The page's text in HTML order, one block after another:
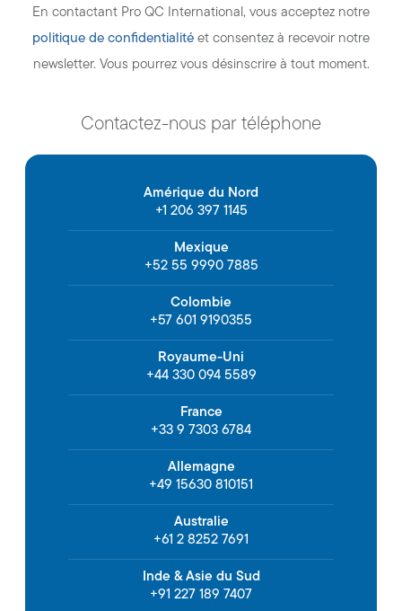
En contactant Pro QC International, vous acceptez notre
politique de confidentialitéet consentez à recevoir notre
newsletter. Vous pourrez vous désinscrire à tout moment.
Contactez-nous par téléphone
Amérique du Nord
+1 206 397 1145
Mexique
+52 55 9990 7885
Colombie
+57 601 9190355
Royaume-Uni
+44 330 094 5589
France
+33 9 7303 6784
Allemagne
+49 15630 810151
Australie
+61 2 8252 7691
Inde & Asie du Sud
+91 227 189 7407